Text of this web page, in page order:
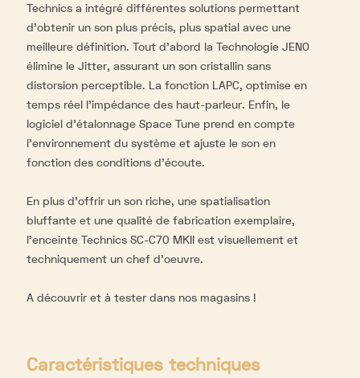
Technics a intégré différentes solutions permettant
d’obtenir un son plus précis, plus spatial avec une
meilleure définition. Tout d’abord la Technologie JENO
élimine le Jitter, assurant un son cristallin sans
distorsion perceptible. La fonction LAPC, optimise en
temps réel l'impédance des haut-parleur. Enfin, le
logiciel d'étalonnage Space Tune prend en compte
l'environnement du système et ajuste le son en
fonction des conditions d'écoute.
En plus d’offrir un son riche, une spatialisation
bluffante et une qualité de fabrication exemplaire,
l'enceinte Technics SC-C70 MKII est visuellement et
techniquement un chef d'oeuvre.
A découvrir et à tester dans nos magasins !
Caractéristiques techniques